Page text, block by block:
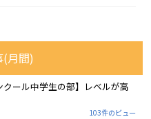
(月間)
クール中学生の部】レベルが高
103件のビュー